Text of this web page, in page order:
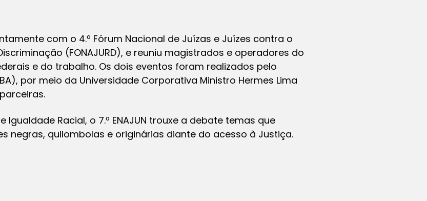
com o 4.º Fórum Nacional de Juízas e Juízes contra o
(FONAJURD), e reuniu magistrados e operadores do
e do trabalho. Os dois eventos foram realizados pelo
por meio da Universidade Corporativa Ministro Hermes Lima
Racial, o 7.º ENAJUN trouxe a debate temas que
negras, quilombolas e originárias diante do acesso à Justiça.